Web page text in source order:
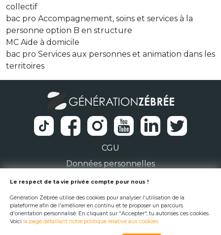
collectif
bac pro Accompagnement, soins et services à la
personne option B en structure
MC Aide à domicile
bac pro Services aux personnes et animation dans les
territoires
CGU
Données personnelles
1 Rue de la Noë 44300 Nantes
team@generationzebree.fr
Le respect de ta vie privée compte pour nous !
Génération Zébrée utilise des cookies pour analyser l'utilisation de la
plateforme afin de l'améliorer en continu et te proposer un parcours
d'orientation personnalisé. En cliquant sur "Accepter", tu autorises ces cookies.
Voici la page détaillant notre politique relative aux cookies.